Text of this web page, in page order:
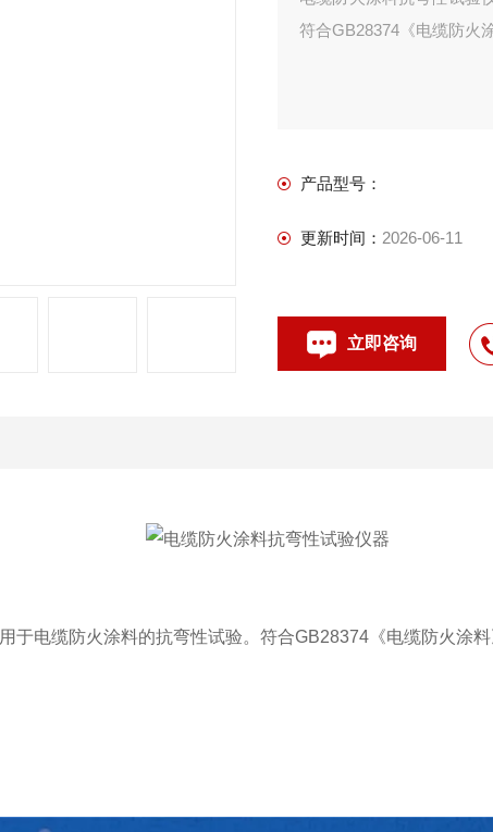
符合GB28374《电缆防火
产品型号：
更新时间： 2026-06-11
立即咨询
用于电缆防火涂料的抗弯性试验。符合GB28374 《电缆防火涂